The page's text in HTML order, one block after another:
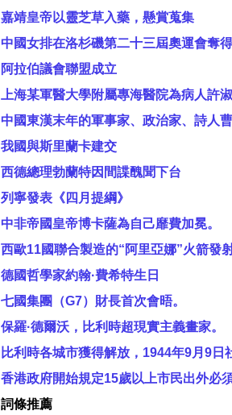
嘉靖皇帝以靈芝草入藥，懸賞蒐集
中國女排在洛杉磯第二十三屆奧運會奪
阿拉伯議會聯盟成立
上海某軍醫大學附屬專海醫院為病人許
中國東漢末年的軍事家、政治家、詩人
我國與斯里蘭卡建交
西德總理勃蘭特因間諜醜聞下台
列寧發表《四月提綱》
中非帝國皇帝博卡薩為自己靡費加冕。
西歐11國聯合製造的“阿里亞娜”火箭發
德國哲學家約翰·費希特生日
七國集團（G7）財長首次會晤。
保羅·德爾沃，比利時超現實主義畫家。
比利時各城市獲得解放，1944年9月9日
香港政府開始規定15歲以上市民出外必
詞條推薦